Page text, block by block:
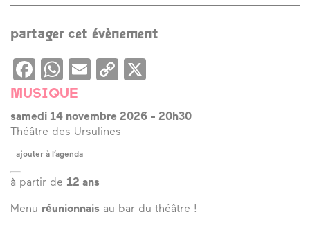
Lasfargues/ guitareMathida Haynes
DuNose productions
partager cet évènement
Facebook
WhatsApp
EmailCopy
MUSIQUE
samedi 14 novembre 2026 - 20h30
Théâtre des Ursulines
ajouter à l’agenda
à partir de 12 ans
Menu réunionnais au bar du théâtre !